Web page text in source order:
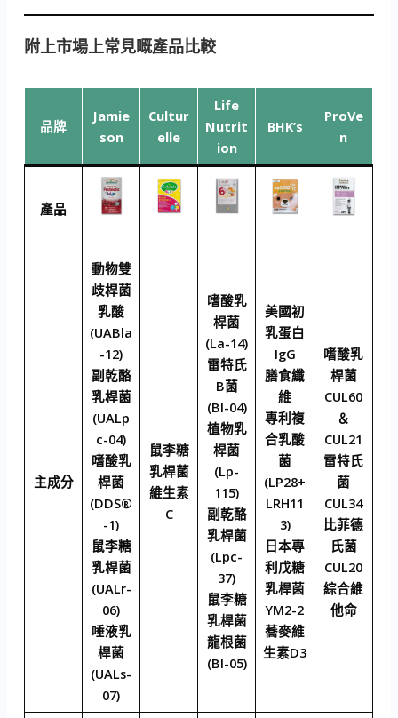
附上市場上常見嘅產品比較
品牌
Jamie
son
Cultur
elle
Life
Nutrit
ion
BHK’s
ProVe
n
產品
主成分
動物雙
歧桿菌
乳酸
(UABla
-12)
副乾酪
乳桿菌
(UALp
c-04)
嗜酸乳
桿菌
(DDS®
-1)
鼠李糖
乳桿菌
(UALr-
06)
唾液乳
桿菌
(UALs-
07)
鼠李糖
乳桿菌
維生素
C
嗜酸乳
桿菌
(La-14)
雷特氏
B菌
(BI-04)
植物乳
桿菌
(Lp-
115)
副乾酪
乳桿菌
(Lpc-
37)
鼠李糖
乳桿菌
龍根菌
(BI-05)
美國初
乳蛋白
IgG
膳食纖
維
專利複
合乳酸
菌
(LP28+
LRH11
3)
日本專
利戊糖
乳桿菌
YM2-2
蕎麥維
生素D3
嗜酸乳
桿菌
CUL60
＆
CUL21
雷特氏
菌
CUL34
比菲德
氏菌
CUL20
綜合維
他命